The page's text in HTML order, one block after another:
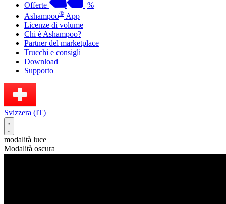
Offerte
%
Ashampoo® App
Licenze di volume
Chi è Ashampoo?
Partner del marketplace
Trucchi e consigli
Download
Supporto
Svizzera (IT)
modalità luce
Modalità oscura